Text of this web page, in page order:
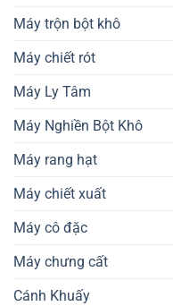
Máy trộn bột khô
Máy chiết rót
Máy Ly Tâm
Máy Nghiền Bột Khô
Máy rang hạt
Máy chiết xuất
Máy cô đặc
Máy chưng cất
Cánh Khuấy